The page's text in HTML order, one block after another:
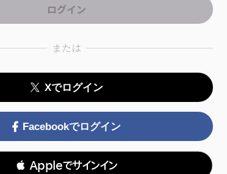
または
Xでログイン
Facebookでログイン
 Appleでサインイン